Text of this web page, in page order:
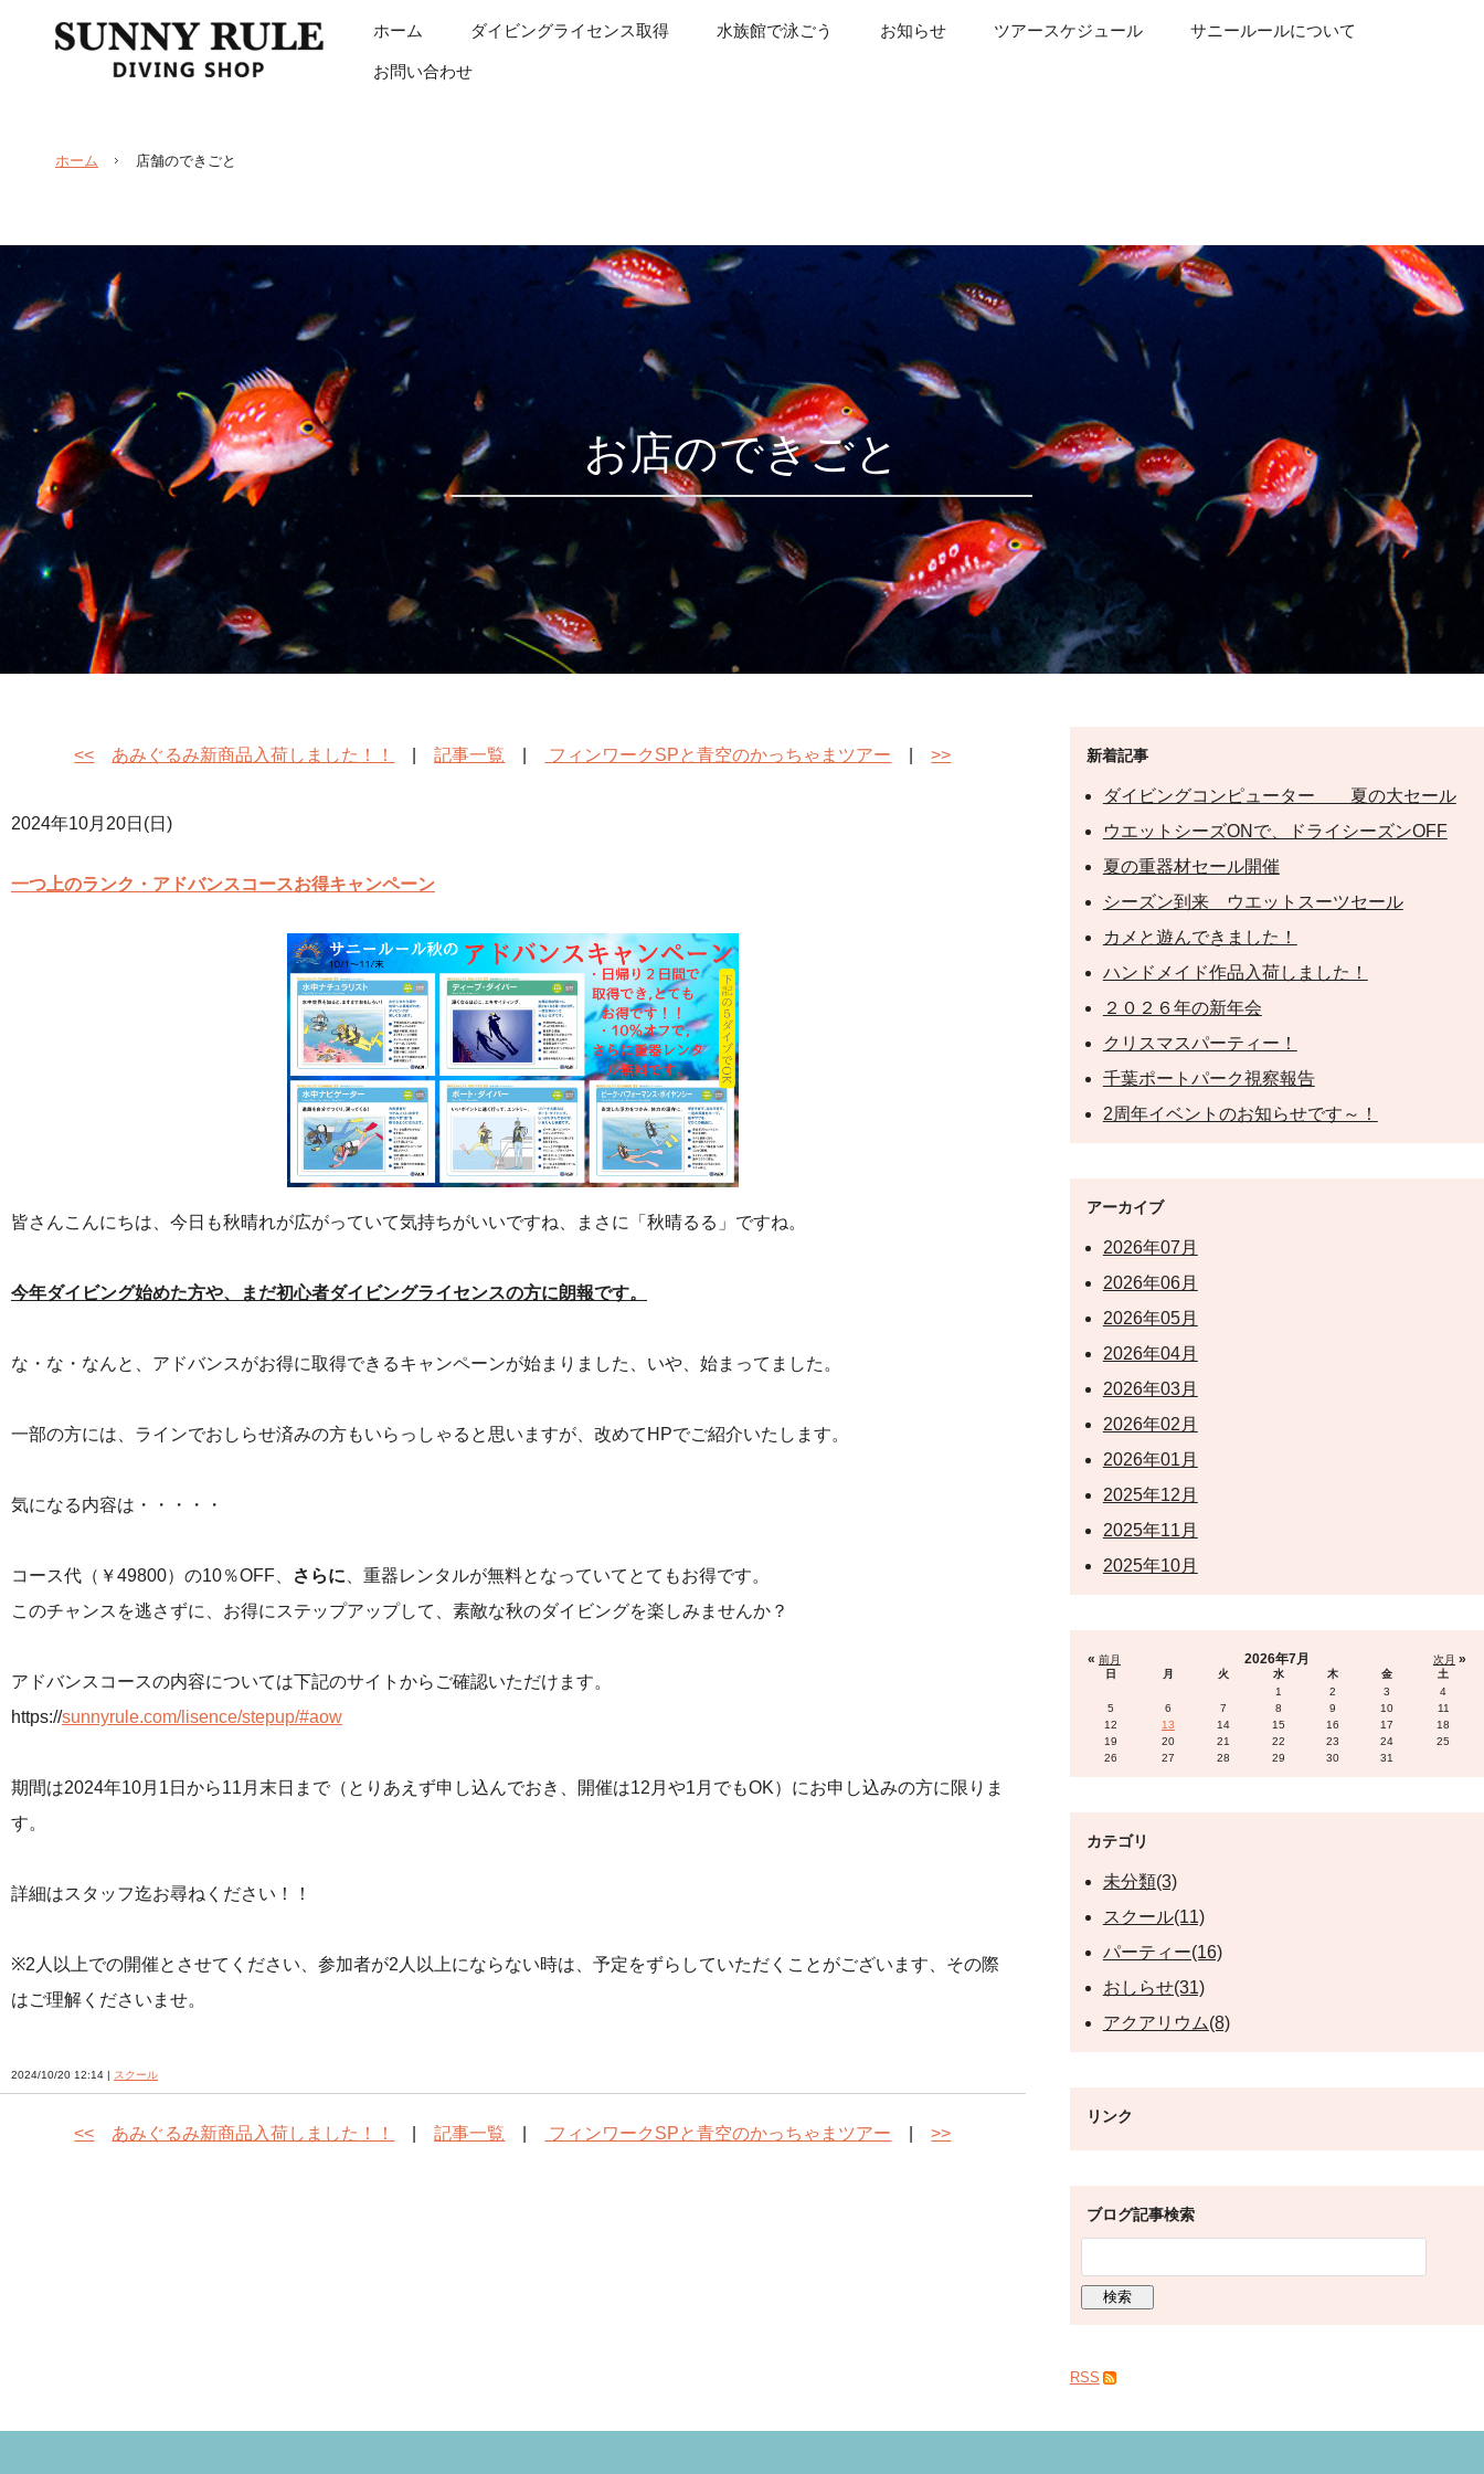
ホーム ダイビングライセンス取得 水族館で泳ごう お知らせ ツアースケジュール サニールールについて
お問い合わせ
ホーム 店舗のできごと
お店のできごと
<< あみぐるみ新商品入荷しました！！ |記事一覧 フィンワークSPと青空のかっちゃまツアー |>>
2024年10月20日(日)
一つ上のランク・アドバンスコースお得キャンペーン
皆さんこんにちは、今日も秋晴れが広がっていて気持ちがいいですね、まさに「秋晴るる」ですね。
今年ダイビング始めた方や、まだ初心者ダイビングライセンスの方に朗報です。
な・な・なんと、アドバンスがお得に取得できるキャンペーンが始まりました、いや、始まってました。
一部の方には、ラインでおしらせ済みの方もいらっしゃると思いますが、改めてHPでご紹介いたします。
気になる内容は・・・・・
コース代（￥49800）の10％OFF、 さらに 、重器レンタルが無料となっていてとてもお得です。
このチャンスを逃さずに、お得にステップアップして、素敵な秋のダイビングを楽しみませんか？
アドバンスコースの内容については下記のサイトからご確認いただけます。
https://sunnyrule.com/lisence/stepup/#aow
期間は2024年10月1日から11月末日まで（とりあえず申し込んでおき、開催は12月や1月でもOK）にお申し込みの方に限りま
す。
詳細はスタッフ迄お尋ねください！！
※2人以上での開催とさせてください、参加者が2人以上にならない時は、予定をずらしていただくことがございます、その際
はご理解くださいませ。
2024/10/20 12:14 | スクール
<< あみぐるみ新商品入荷しました！！ |記事一覧 フィンワークSPと青空のかっちゃまツアー |>>
新着記事
ダイビングコンピューター 夏の大セール
ウエットシーズONで、ドライシーズンOFF
夏の重器材セール開催
シーズン到来 ウエットスーツセール
カメと遊んできました！
ハンドメイド作品入荷しました！
２０２６年の新年会
クリスマスパーティー！
千葉ポートパーク視察報告
2周年イベントのお知らせです～！
アーカイブ
2026年07月
2026年06月
2026年05月
2026年04月
2026年03月
2026年02月
2026年01月
2025年12月
2025年11月
2025年10月
« 前月 次月 »
2026年7月
日 月 火 水 木 金
土
1
2 3
4
5
6 7 8 9 10
11
12
13 14 15 16 17
18
19
20 21 22 23 24
25
26
27 28 29 30 31
カテゴリ
未分類(3)
スクール(11)
パーティー(16)
おしらせ(31)
アクアリウム(8)
リンク
ブログ記事検索
RSS